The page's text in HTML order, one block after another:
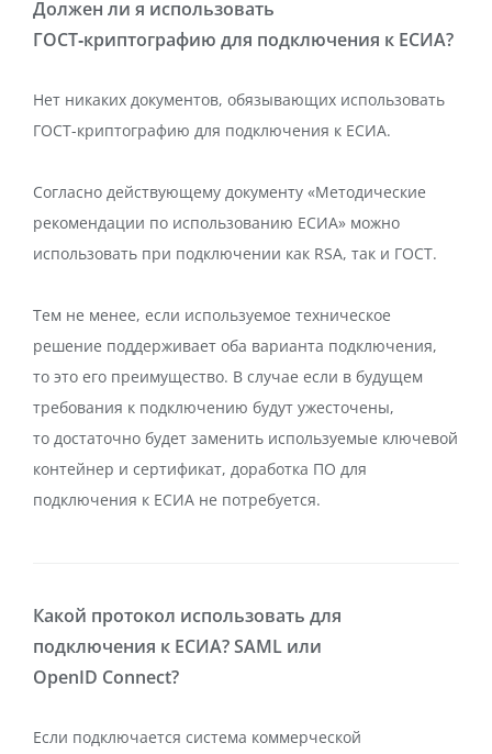
Должен ли я использовать
ГОСТ‑криптографию для подключения к ЕСИА?
Нет никаких документов, обязывающих использовать
ГОСТ-криптографию для подключения к ЕСИА.
Согласно действующему документу «Методические
рекомендации по использованию ЕСИА» можно
использовать при подключении как RSA, так и ГОСТ.
Тем не менее, если используемое техническое
решение поддерживает оба варианта подключения,
то это его преимущество. В случае если в будущем
требования к подключению будут ужесточены,
то достаточно будет заменить используемые ключевой
контейнер и сертификат, доработка ПО для
подключения к ЕСИА не потребуется.
Какой протокол использовать для
подключения к ЕСИА? SAML или
OpenID Connect?
Если подключается система коммерческой